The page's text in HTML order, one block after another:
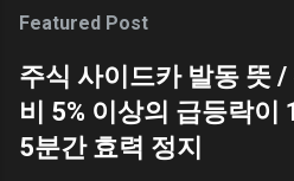
Hunters ` 귀문과
개한 애니메이션 `
KPOP Demon
에서 언급하는 `귀
한 이미지들이 저장
수 있다. 탐색기 >
우키 + S / 윈도우
화면을 캡쳐할 때
윈도우키 + S `이다
로 제공하는 엑셀
수 있다. 조금 불편
스프레드시트에서
는 다른 불편함이
이 그렇다. 마이크
Featured Post
주식 사이드카 발동 뜻 /
비 5% 이상의 급등락이
5분간 효력 정지